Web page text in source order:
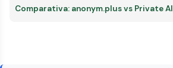
Comparativa: anonym.plus vs Private AI